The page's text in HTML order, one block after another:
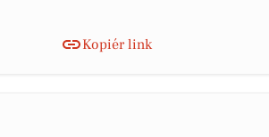
Kopiér link